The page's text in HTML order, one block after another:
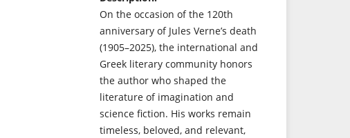
On the occasion of the 120th
anniversary of Jules Verne’s death
(1905–2025), the international and
Greek literary community honors
the author who shaped the
literature of imagination and
science fiction. His works remain
timeless, beloved, and relevant,